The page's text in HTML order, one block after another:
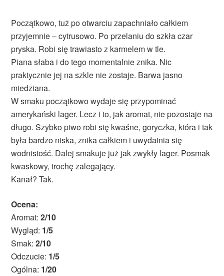
Początkowo, tuż po otwarciu zapachniało całkiem
przyjemnie – cytrusowo. Po przelaniu do szkła czar
pryska. Robi się trawiasto z karmelem w tle.
Piana słaba i do tego momentalnie znika. Nic
praktycznie jej na szkle nie zostaje. Barwa jasno
miedziana.
W smaku początkowo wydaje się przypominać
amerykański lager. Lecz i to, jak aromat, nie pozostaje na
długo. Szybko piwo robi się kwaśne, goryczka, która i tak
była bardzo niska, znika całkiem i uwydatnia się
wodnistość. Dalej smakuje już jak zwykły lager. Posmak
kwaskowy, trochę zalegający.
Kanał? Tak.
Ocena:
Aromat:2/10
Wygląd: 1/5
Smak:2/10
Odczucie: 1/5
Ogólna: 1/20